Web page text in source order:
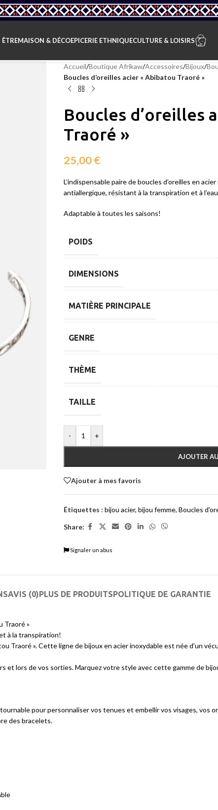
MAISON & DÉCOEPICERIE ETHNIQUECULTURE & LOISIRS
Accueil/Boutique Afrikaw/Accessoires/Bijoux/
Boucles d’oreilles acier « Abibatou Traoré »
Boucles d’oreilles
Traoré »
25,00€
L’indispensable paire de boucles d’oreilles en
antiallergique, résistant à la transpiration et à
Adaptable à toutes les saisons!
POIDS
DIMENSIONS
MATIÈRE PRINCIPALE
GENRE
THÈME
TAILLE
- +
AJOUTER
Ajouter à mes favoris
Étiquettes : bijou acier, bijou femme, Boucles
Share:
Signaler un abus
AVIS (0)PLUS DE PRODUITSPOLITIQUE DE GARANTIE
Traoré »
à la transpiration!
Traoré ». Cette ligne de bijoux en acier inoxydable est née d’un
et lors de vos sorties. Marquez votre style avec cette gamme de
pour personnaliser vos tenues et embellir vos visages, vos
des bracelets.